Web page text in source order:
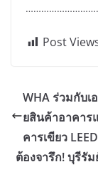
Post
WHA ร่วมกับ
ยสินค้าอาคาร
คารเขียว
ต้องจารึก! บุรีรั